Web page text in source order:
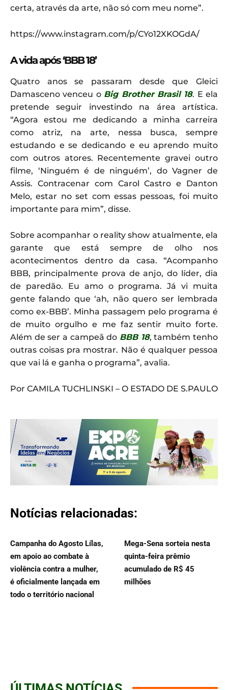
certa, através da arte, não só com meu nome”.
https://www.instagram.com/p/CYo12XKOGdA/
A vida após ‘BBB 18’
Quatro anos se passaram desde que Gleici
Damasceno venceu o Big Brother Brasil 18. E ela
pretende seguir investindo na área artística.
“Agora estou me dedicando a minha carreira
como atriz, na arte, nessa busca, sempre
estudando e se dedicando e eu aprendo muito
com outros atores. Recentemente gravei outro
filme, ‘Ninguém é de ninguém’, do Vagner de
Assis. Contracenar com Carol Castro e Danton
Melo, estar no set com essas pessoas, foi muito
importante para mim”, disse.
Sobre acompanhar o reality show atualmente, ela
garante que está sempre de olho nos
acontecimentos dentro da casa. “Acompanho
BBB, principalmente prova de anjo, do líder, dia
de paredão. Eu amo o programa. Já vi muita
gente falando que ‘ah, não quero ser lembrada
como ex-BBB’. Minha passagem pelo programa é
de muito orgulho e me faz sentir muito forte.
Além de ser a campeã do BBB 18, também tenho
outras coisas pra mostrar. Não é qualquer pessoa
que vai lá e ganha o programa”, avalia.
Por CAMILA TUCHLINSKI – O ESTADO DE S.PAULO
Notícias relacionadas:
Campanha do Agosto Lílas,
em apoio ao combate à
violência contra a mulher,
é oficialmente lançada em
todo o território nacional
Mega-Sena sorteia nesta
quinta-feira prêmio
acumulado de R$ 45
milhões